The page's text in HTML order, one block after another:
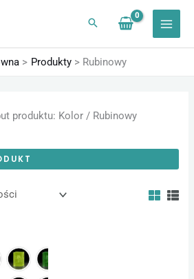
Produkty Rubinowy
produktu: Kolor / Rubinowy
Zakres
cen:
Ten
produkt